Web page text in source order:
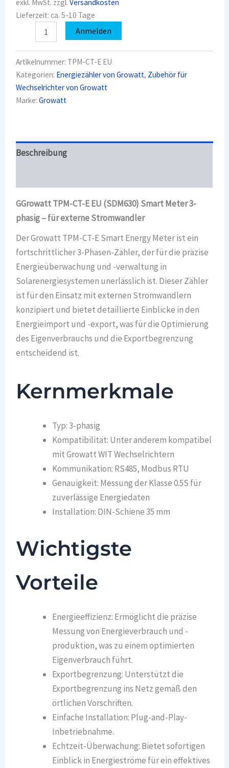
exkl. MwSt. zzgl.Versandkosten
Lieferzeit:ca. 5-10 Tage
E
EU
(SDM630)
Smart
Meter
externe
Anmelden
Artikelnummer: TPM-CT-E EU
Kategorien: Energiezähler von Growatt, Zubehör für
Wechselrichter von Growatt
Marke:Growatt
Beschreibung
GGrowatt TPM-CT-E EU (SDM630) Smart Meter 3-
phasig – für externe Stromwandler
Der Growatt TPM-CT-E Smart Energy Meter ist ein
fortschrittlicher 3-Phasen-Zähler, der für die präzise
Energieüberwachung und -verwaltung in
Solarenergiesystemen unerlässlich ist. Dieser Zähler
ist für den Einsatz mit externen Stromwandlern
konzipiert und bietet detaillierte Einblicke in den
Energieimport und -export, was für die Optimierung
des Eigenverbrauchs und die Exportbegrenzung
entscheidend ist.
Kernmerkmale
Typ: 3-phasig
Kompatibilität: Unter anderem kompatibel
mit Growatt WIT Wechselrichtern
Kommunikation: RS485, Modbus RTU
Genauigkeit: Messung der Klasse 0.5S für
zuverlässige Energiedaten
Installation: DIN-Schiene 35 mm
Wichtigste
Vorteile
Energieeffizienz: Ermöglicht die präzise
Messung von Energieverbrauch und -
produktion, was zu einem optimierten
Eigenverbrauch führt.
Exportbegrenzung: Unterstützt die
Exportbegrenzung ins Netz gemäß den
örtlichen Vorschriften.
Einfache Installation: Plug-and-Play-
Inbetriebnahme.
Echtzeit-Überwachung: Bietet sofortigen
Einblick in Energieströme für ein effektives